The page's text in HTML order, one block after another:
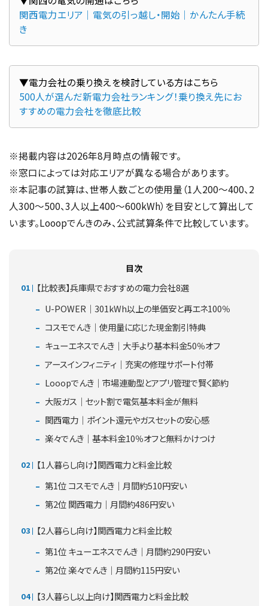
関西電力エリア｜電気の引っ越し・開始｜かんたん手続
き
500人が選んだ新電力会社ランキング！乗り換え先にお
すすめの電力会社を徹底比較
※掲載内容は2026年8月時点の情報です。
※窓口によっては対応エリアが異なる場合があります。
※本記事の試算は、世帯人数ごとの使用量（1人200〜400、2
人300〜500、3人以上400〜600kWh）を目安として算出して
います。Looopでんきのみ、公式試算条件で比較しています。
目次
【比較表】兵庫県でおすすめの電力会社8選
U-POWER｜301kWh以上の単価安と再エネ100％
コスモでんき｜使用量に応じた現金割引特典
キューエネスでんき｜大手より基本料金50％オフ
アースインフィニティ｜充実の修理サポート付帯
Looopでんき｜市場連動型とアプリ管理で賢く節約
大阪ガス｜セット割で電気基本料金が無料
関西電力｜ポイント還元やガスセットの安心感
楽々でんき｜基本料金10％オフと無料かけつけ
【1人暮らし向け】関西電力と料金比較
第1位 コスモでんき｜月間約510円安い
第2位 関西電力｜月間約486円安い
【2人暮らし向け】関西電力と料金比較
第1位 キューエネスでんき｜月間約290円安い
第2位 楽々でんき｜月間約115円安い
【3人暮らし以上向け】関西電力と料金比較